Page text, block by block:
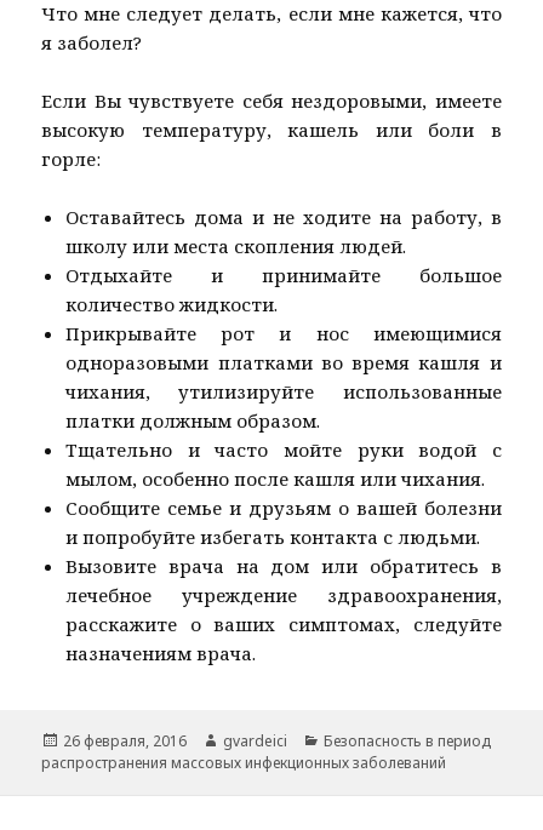
Что мне следует делать, если мне кажется, что
я заболел?
Если Вы чувствуете себя нездоровыми, имеете
высокую температуру, кашель или боли в
горле:
Оставайтесь дома и не ходите на работу, в
школу или места скопления людей.
Отдыхайте и принимайте большое
количество жидкости.
Прикрывайте рот и нос имеющимися
одноразовыми платками во время кашля и
чихания, утилизируйте использованные
платки должным образом.
Тщательно и часто мойте руки водой с
мылом, особенно после кашля или чихания.
Сообщите семье и друзьям о вашей болезни
и попробуйте избегать контакта с людьми.
Вызовите врача на дом или обратитесь в
лечебное учреждение здравоохранения,
расскажите о ваших симптомах, следуйте
назначениям врача.
Опубликовано
26 февраля, 2016 Автор
gvardeici Рубрики
Безопасность в период
распространения массовых инфекционных заболеваний